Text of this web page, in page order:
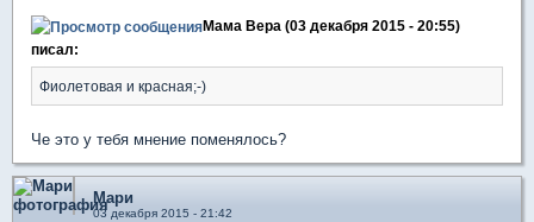
Мама Вера (03 декабря 2015 - 20:55)
писал:
Фиолетовая и красная;-)
Че это у тебя мнение поменялось?
Мари
03 декабря 2015 - 21:42